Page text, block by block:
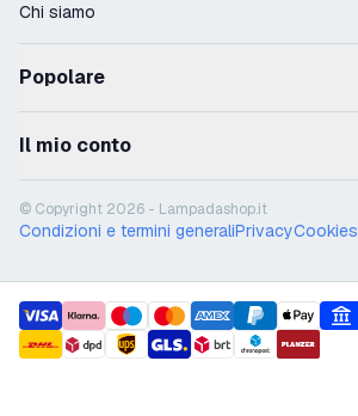
Chi siamo
Popolare
Il mio conto
© Copyright 2026 - Lampadashop.it
Condizioni e termini generaliPrivacyCookies
payment methods
shipment methods